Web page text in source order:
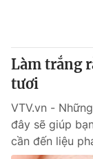
thuận bằng văn
thông tin từ
Làm trắng
tươi
VTV.vn -
đây sẽ giúp
cần đến liệu